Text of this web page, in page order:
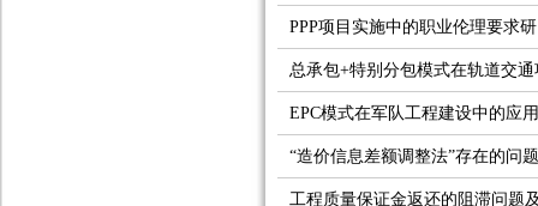
PPP项目实施中的职业伦理要求
总承包+特别分包模式在轨道交
EPC模式在军队工程建设中的应
“造价信息差额调整法”存在的问
工程质量保证金返还的阻滞问题